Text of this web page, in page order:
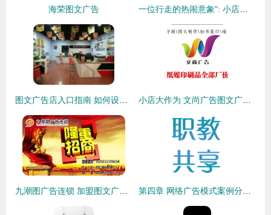
海荣图文广告